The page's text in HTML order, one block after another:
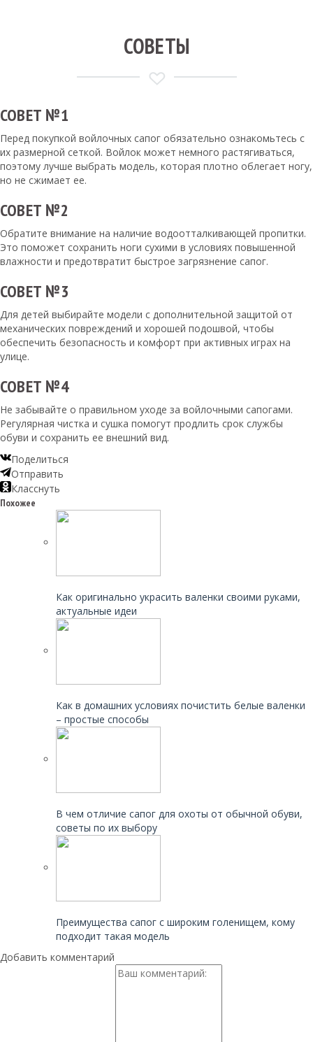
СОВЕТЫ
СОВЕТ №1
Перед покупкой войлочных сапог обязательно ознакомьтесь с
их размерной сеткой. Войлок может немного растягиваться,
поэтому лучше выбрать модель, которая плотно облегает ногу,
но не сжимает ее.
СОВЕТ №2
Обратите внимание на наличие водоотталкивающей пропитки.
Это поможет сохранить ноги сухими в условиях повышенной
влажности и предотвратит быстрое загрязнение сапог.
СОВЕТ №3
Для детей выбирайте модели с дополнительной защитой от
механических повреждений и хорошей подошвой, чтобы
обеспечить безопасность и комфорт при активных играх на
улице.
СОВЕТ №4
Не забывайте о правильном уходе за войлочными сапогами.
Регулярная чистка и сушка помогут продлить срок службы
обуви и сохранить ее внешний вид.
Поделиться
Отправить
Класснуть
Похожее
Как оригинально украсить валенки своими руками,
актуальные идеи
Как в домашних условиях почистить белые валенки
– простые способы
В чем отличие сапог для охоты от обычной обуви,
советы по их выбору
Преимущества сапог с широким голенищем, кому
подходит такая модель
Добавить комментарий